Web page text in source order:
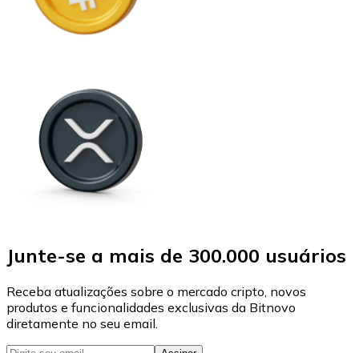
Junte-se a mais de 300.000 usuários
Receba atualizações sobre o mercado cripto, novos
produtos e funcionalidades exclusivas da Bitnovo
diretamente no seu email.